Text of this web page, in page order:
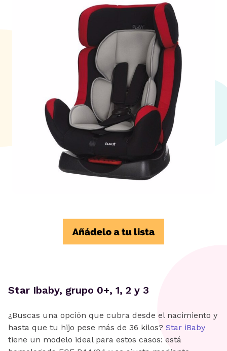
Star Ibaby, grupo 0+, 1, 2 y 3
¿Buscas una opción que cubra desde el nacimiento y
hasta que tu hijo pese más de 36 kilos? Star iBaby
tiene un modelo ideal para estos casos: está